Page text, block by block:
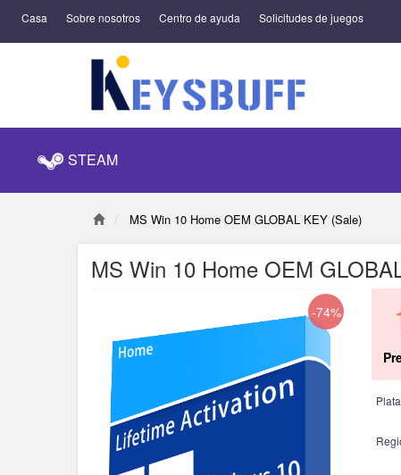
Casa Sobre nosotros Centro de ayuda Solicitudes de juegos
STEAM
MS Win 10 Home OEM GLOBAL KEY (Sale)
MS Win 10 Home OEM
-74%